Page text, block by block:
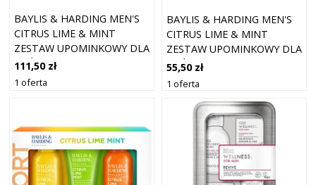
BAYLIS & HARDING MEN'S
CITRUS LIME & MINT
ZESTAW UPOMINKOWY DLA
MĘŻCZYZN
111,50 zł
1 oferta
BAYLIS & HARDING MEN'S
CITRUS LIME & MINT
ZESTAW UPOMINKOWY DLA
MĘŻCZYZN
55,50 zł
1 oferta